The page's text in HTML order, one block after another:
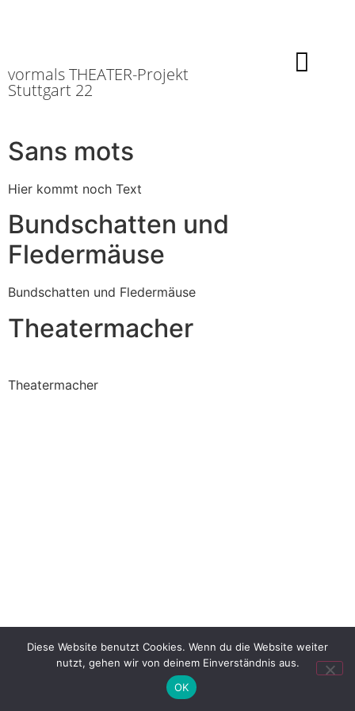
vormals THEATER-Projekt
Stuttgart 22
Sans mots
Hier kommt noch Text
Bundschatten und
Fledermäuse
Bundschatten und Fledermäuse
Theatermacher
Theatermacher
Diese Website benutzt Cookies. Wenn du die Website weiter
nutzt, gehen wir von deinem Einverständnis aus.
OK